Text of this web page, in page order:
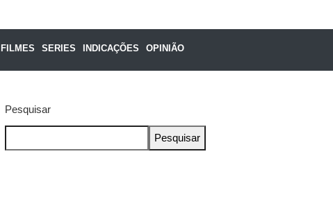
FILMES SERIES INDICAÇÕES OPINIÃO
Pesquisar
Pesquisar